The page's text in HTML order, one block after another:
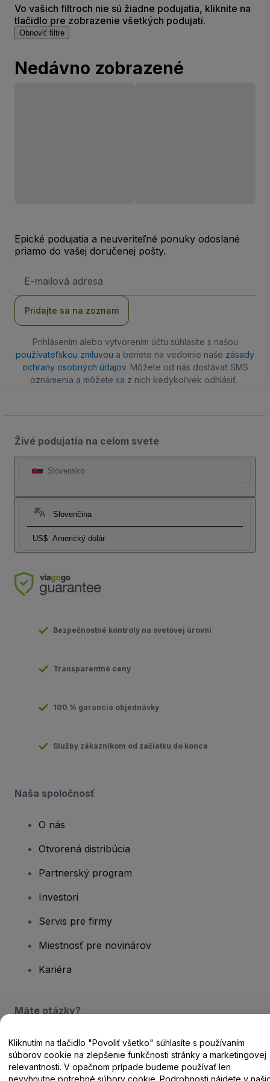
Vo vašich filtroch nie sú žiadne podujatia, kliknite na
tlačidlo pre zobrazenie všetkých podujatí.
Obnoviť filtre
Nedávno zobrazené
Epické podujatia a neuveriteľné ponuky odoslané
priamo do vašej doručenej pošty.
mailová
Pridajte sa na zoznam
Prihlásením alebo vytvorením účtu súhlasíte s našou
používateľskou zmluvou a beriete na vedomie naše zásady
ochrany osobných údajov. Môžete od nás dostávať SMS
oznámenia a môžete sa z nich kedykoľvek odhlásiť.
Živé podujatia na celom svete
Slovensko
Slovenčina
US$ Americký dolár
Bezpečnostné kontroly na svetovej úrovni
Transparentné ceny
100 % garancia objednávky
Služby zákazníkom od začiatku do konca
Naša spoločnosť
O nás
Otvorená distribúcia
Partnerský program
Investori
Servis pre firmy
Miestnosť pre novinárov
Kariéra
Máte otázky?
Centrum pomoci / Kontaktujte nás
Kliknutím na tlačidlo "Povoliť všetko" súhlasíte s používaním
súborov cookie na zlepšenie funkčnosti stránky a marketingovej
relevantnosti. V opačnom prípade budeme používať len
nevyhnutne potrebné súbory cookie. Podrobnosti nájdete v